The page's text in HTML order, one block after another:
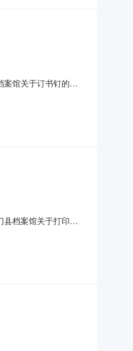
馆关于订书钉的网
档案馆关于打印服